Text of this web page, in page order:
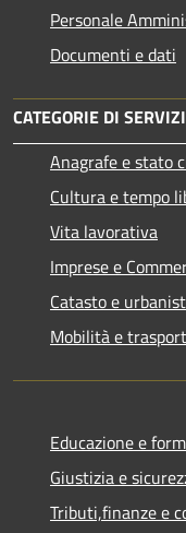
Personale
Documenti e dati
CATEGORIE DI
Anagrafe e stato
Cultura e tempo
Vita lavorativa
Imprese e
Catasto e
Mobilità e
Educazione e
Giustizia e
Tributi,finanze e